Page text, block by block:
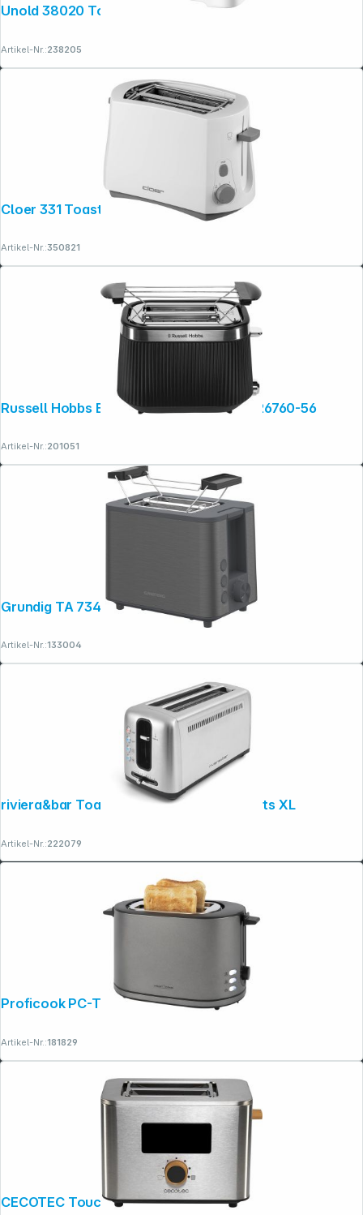
Unold 38020 Toaster Design Dual
Artikel-Nr.:238205
Cloer 331 Toaster
Artikel-Nr.:350821
Russell Hobbs Bronte schwarz Toaster 26760-56
Artikel-Nr.:201051
Grundig TA 7340 dark inox
Artikel-Nr.:133004
riviera&bar Toaster Stainless Steel 2 Slots XL
Artikel-Nr.:222079
Proficook PC-TA 1291 graphit
Artikel-Nr.:181829
CECOTEC Touch&Toast Double